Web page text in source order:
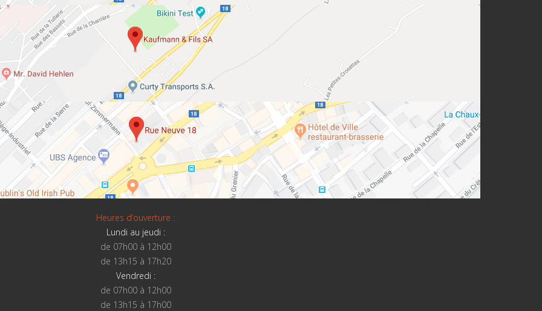
Heures d’ouverture :
Lundi au jeudi :
de 07h00 à 12h00
de 13h15 à 17h20
Vendredi :
de 07h00 à 12h00
de 13h15 à 17h00